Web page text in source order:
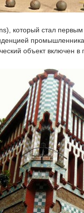
который стал
объект включен